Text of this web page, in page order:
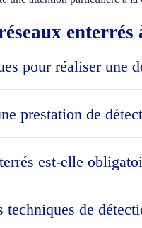
pour réaliser une
Il est recommandé
prestation de
chantiers d’infrastructures
est-elle
prévus. Cette obligation
de